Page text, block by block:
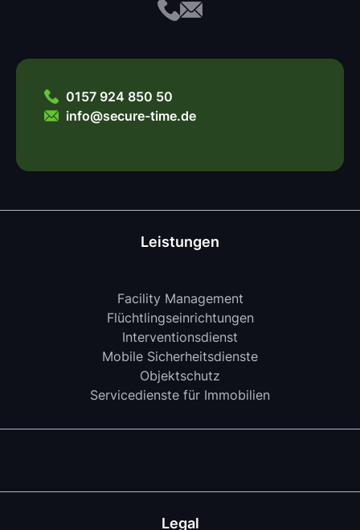
0157 924 850 50
info@secure-time.de
Leistungen
Facility Management
Flüchtlingseinrichtungen
Interventionsdienst
Mobile Sicherheitsdienste
Objektschutz
Servicedienste für Immobilien
Legal